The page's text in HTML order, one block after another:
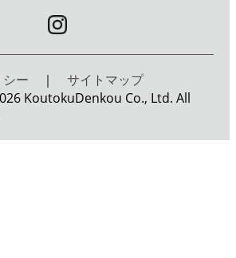
ー ｜ サイトマップ
KoutokuDenkou Co., Ltd. All